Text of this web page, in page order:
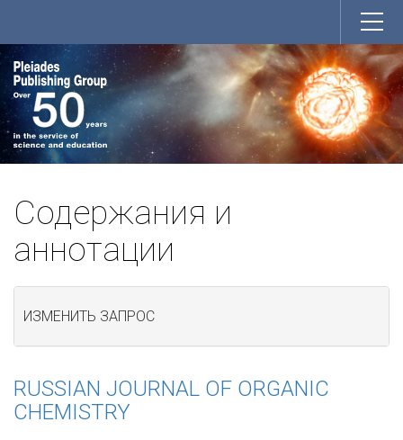
Содержания и
аннотации
ИЗМЕНИТЬ ЗАПРОС
RUSSIAN JOURNAL OF ORGANIC
CHEMISTRY